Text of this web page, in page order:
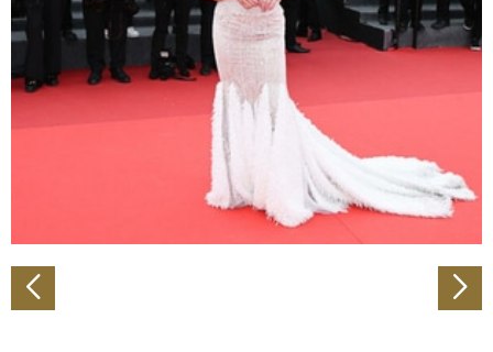
Wir verwenden Cookies, um Inhalte und Anzeigen zu
personalisieren, Funktionen für soziale Medien anbieten
zu können und die Zugriffe auf unsere Website zu
analysieren. Außerdem geben wir Informationen zu Ihrer
Verwendung unserer Website an unsere Partner für
soziale Medien, Werbung und Analysen weiter. Unsere
Partner führen diese Informationen möglicherweise mit
weiteren Daten zusammen, die Sie ihnen bereitgestellt
haben oder die sie im Rahmen Ihrer Nutzung der Dienste
gesammelt haben.